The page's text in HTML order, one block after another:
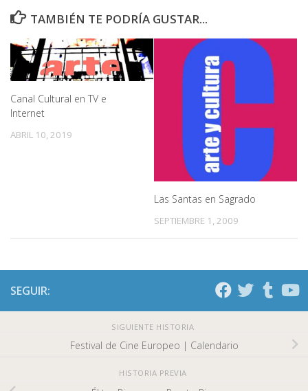
TAMBIÉN TE PODRÍA GUSTAR...
Canal Cultural en TV e
Internet
ABRIL 10, 2019
Las Santas en Sagrado
SEPTIEMBRE 1, 2009
SEGUIR:
SIGUIENTE HISTORIA
Festival de Cine Europeo | Calendario
HISTORIA PREVIA